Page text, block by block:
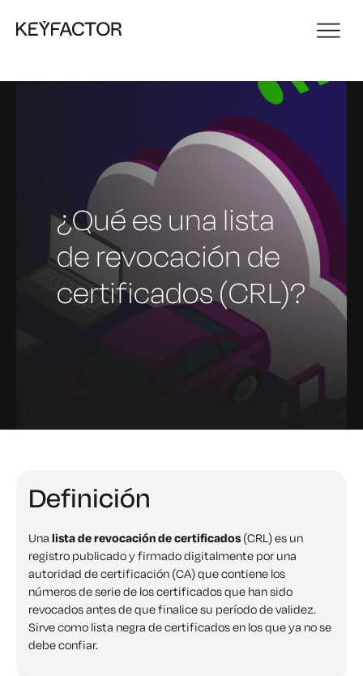
¿Qué es una lista
de revocación de
certificados (CRL)?
Definición
Una lista de revocación de certificados (CRL) es un
registro publicado y firmado digitalmente por una
autoridad de certificación (CA) que contiene los
números de serie de los certificados que han sido
revocados antes de que finalice su período de validez.
Sirve como lista negra de certificados en los que ya no se
debe confiar.